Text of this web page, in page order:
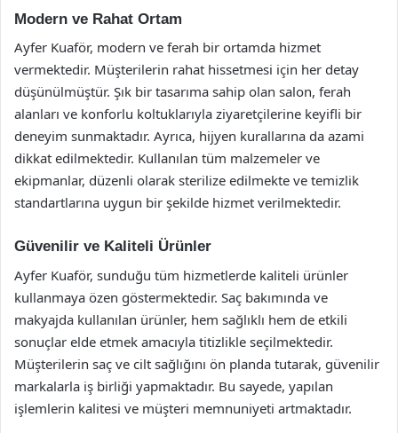
Modern ve Rahat Ortam
Ayfer Kuaför, modern ve ferah bir ortamda hizmet
vermektedir. Müşterilerin rahat hissetmesi için her detay
düşünülmüştür. Şık bir tasarıma sahip olan salon, ferah
alanları ve konforlu koltuklarıyla ziyaretçilerine keyifli bir
deneyim sunmaktadır. Ayrıca, hijyen kurallarına da azami
dikkat edilmektedir. Kullanılan tüm malzemeler ve
ekipmanlar, düzenli olarak sterilize edilmekte ve temizlik
standartlarına uygun bir şekilde hizmet verilmektedir.
Güvenilir ve Kaliteli Ürünler
Ayfer Kuaför, sunduğu tüm hizmetlerde kaliteli ürünler
kullanmaya özen göstermektedir. Saç bakımında ve
makyajda kullanılan ürünler, hem sağlıklı hem de etkili
sonuçlar elde etmek amacıyla titizlikle seçilmektedir.
Müşterilerin saç ve cilt sağlığını ön planda tutarak, güvenilir
markalarla iş birliği yapmaktadır. Bu sayede, yapılan
işlemlerin kalitesi ve müşteri memnuniyeti artmaktadır.